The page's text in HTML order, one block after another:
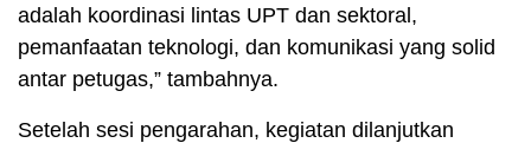
adalah koordinasi lintas UPT dan sektoral,
pemanfaatan teknologi, dan komunikasi yang solid
antar petugas,” tambahnya.
Setelah sesi pengarahan, kegiatan dilanjutkan